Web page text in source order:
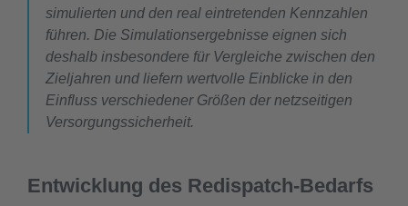
simulierten und den real eintretenden Kennzahlen
führen. Die Simulationsergebnisse eignen sich
deshalb insbesondere für Vergleiche zwischen den
Zieljahren und liefern wertvolle Einblicke in den
Einfluss verschiedener Größen der netzseitigen
Versorgungssicherheit.
Entwicklung des Redispatch-Bedarfs